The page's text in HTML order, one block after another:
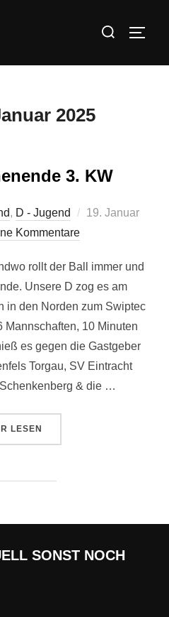
Suchen
2025
3. KW
, D - Jugend
Veröffentlicht
19. Januar
Kommentare
rollt der Ball immer und
Unsere D zog es am
in den Norden zum Swiptec
Mannschaften, 10 Minuten
es gegen die Gastgeber
Torgau, SV Eintracht
& die …
ÜBER „HALLENWOCHENENDE 3.
LESEN
SONST NOCH